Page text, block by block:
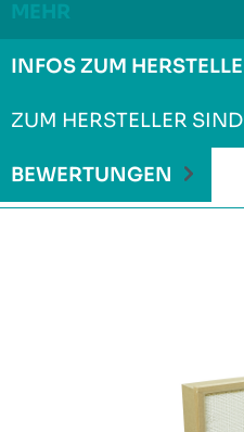
INFOS ZUM
ZUM HERSTELLER
BEWERTUNGEN